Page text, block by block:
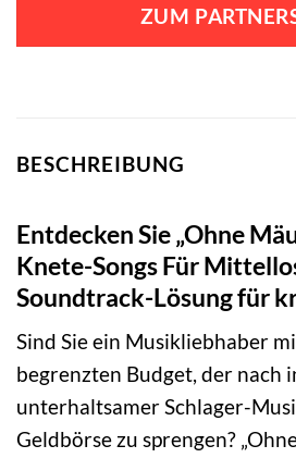
ZUM
BESCHREIBUNG
Entdecken Sie „Ohne
Knete-Songs Für
Soundtrack-Lösung für
Sind Sie ein Musikliebhaber
begrenzten Budget, der nach
unterhaltsamer Schlager-
Geldbörse zu sprengen?